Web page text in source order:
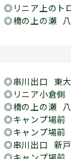
◎リニア上のト
◎橋の上の瀬
◎串川出口 東
◎リニア小倉側
◎橋の上の瀬
◎キャンプ場前
◎キャンプ場前
◎串川出口 新